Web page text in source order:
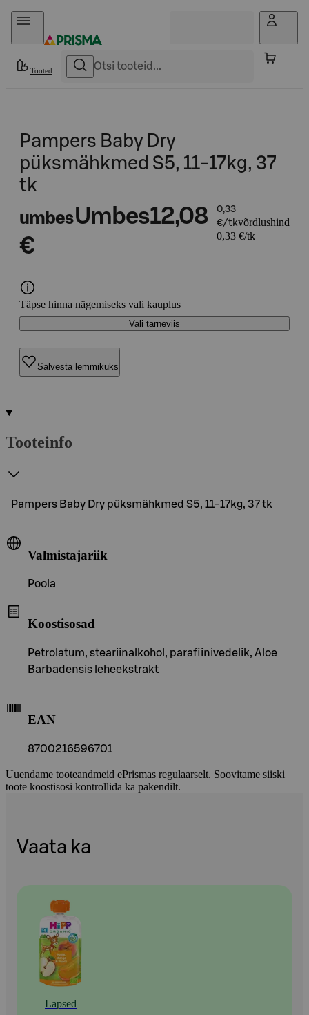
Otse sisu juurde
Tooted
Pampers Baby Dry
püksmähkmed S5, 11-17kg, 37
tk
umbesUmbes12,08
€
0,33
€/tkvõrdlushind
0,33 €/tk
Täpse hinna nägemiseks vali kauplus
Vali tarneviis
Salvesta lemmikuks
Tooteinfo
Pampers Baby Dry püksmähkmed S5, 11-17kg, 37 tk
Valmistajariik
Poola
Koostisosad
Petrolatum, steariinalkohol, parafiinivedelik, Aloe
Barbadensis leheekstrakt
EAN
8700216596701
Uuendame tooteandmeid ePrismas regulaarselt. Soovitame siiski
toote koostisosi kontrollida ka pakendilt.
Vaata ka
Lapsed